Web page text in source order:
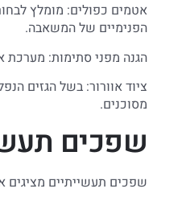
אטמים כפולים: מומלץ
הפנימיים של המשאבה.
הגנה מפני סתימות: מערכת
ציוד אוורור: בשל הגזים
מסוכנים.
שפכים
שפכים תעשייתיים מציגים